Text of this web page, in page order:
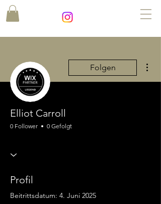
Folgen
Elliot Carroll
0 Follower 0 Gefolgt
Profil
Beitrittsdatum: 4. Juni 2025